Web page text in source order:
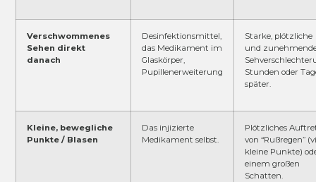
Verschwommenes
Sehen direkt
danach
Desinfektionsmittel,
das Medikament im
Glaskörper,
Pupillenerweiterung
Starke, plötzliche
und
Stunden oder
später.
Kleine, bewegliche
Punkte / Blasen
Das injizierte
Medikament selbst.
Plötzliches
von “Rußregen”
kleine Punkte)
einem großen
Schatten.